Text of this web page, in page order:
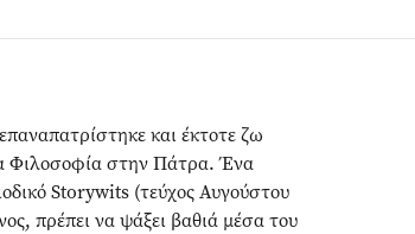
και έκτοτε ζω
Φιλοσοφία στην Πάτρα. Ένα
Storywits (τεύχος Αυγούστου
πρέπει να ψάξει βαθιά μέσα του